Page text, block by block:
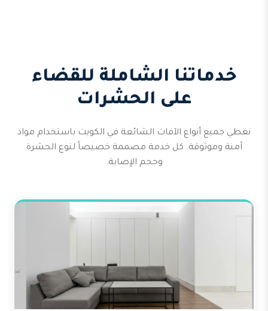
خدماتنا الشاملة للقضاء
على الحشرات
نغطي جميع أنواع الآفات الشائعة في الكويت باستخدام مواد
آمنة وموثوقة. كل خدمة مصممة خصيصاً لنوع الحشرة
وحجم الإصابة.